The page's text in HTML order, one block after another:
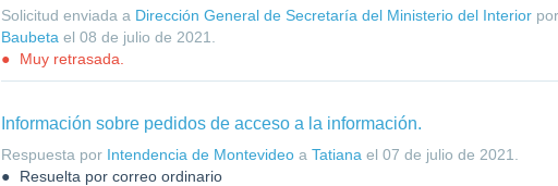
Solicitud enviada a Dirección General de Secretaría del Ministerio del Interiorpor
Baubeta el 08 de julio de 2021
Muy retrasada.
Información sobre pedidos de acceso a la información.
Respuesta por Intendencia de Montevideoa Tatiana el 07 de julio de 2021
Resuelta por correo ordinario